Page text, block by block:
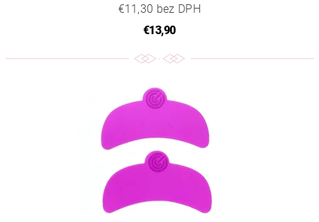
€11,30 bez DPH
€13,90